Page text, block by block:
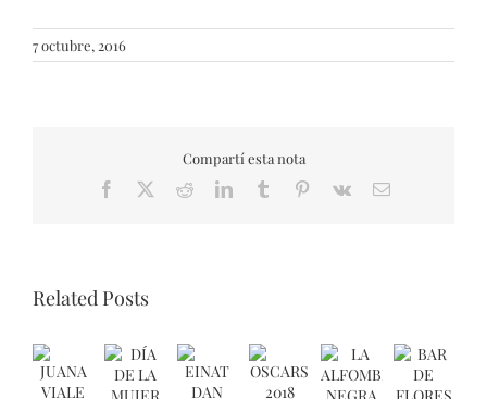
7 octubre, 2016
Compartí esta nota
Facebook RedditLinkedInTumblr Pinterest
Vk Email
Related Posts